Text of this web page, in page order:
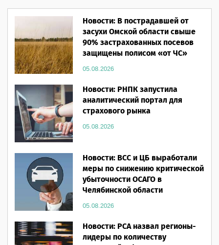
Новости: В пострадавшей от
засухи Омской области свыше
90% застрахованных посевов
защищены полисом «от ЧС»
05.08.2026
Новости: РНПК запустила
аналитический портал для
страхового рынка
05.08.2026
Новости: ВСС и ЦБ выработали
меры по снижению критической
убыточности ОСАГО в
Челябинской области
05.08.2026
Новости: РСА назвал регионы-
лидеры по количеству